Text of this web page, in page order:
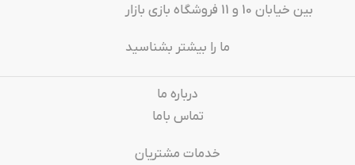
بین خیابان 10 و 11 فروشگاه بازی بازار
ما را بیشتر بشناسید
درباره‌ ما
تماس باما
خدمات مشتریان